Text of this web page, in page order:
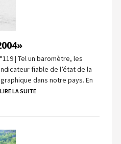
| Tel un baromètre, les
fiable de l’état de la
dans notre pays. En
LA SUITE